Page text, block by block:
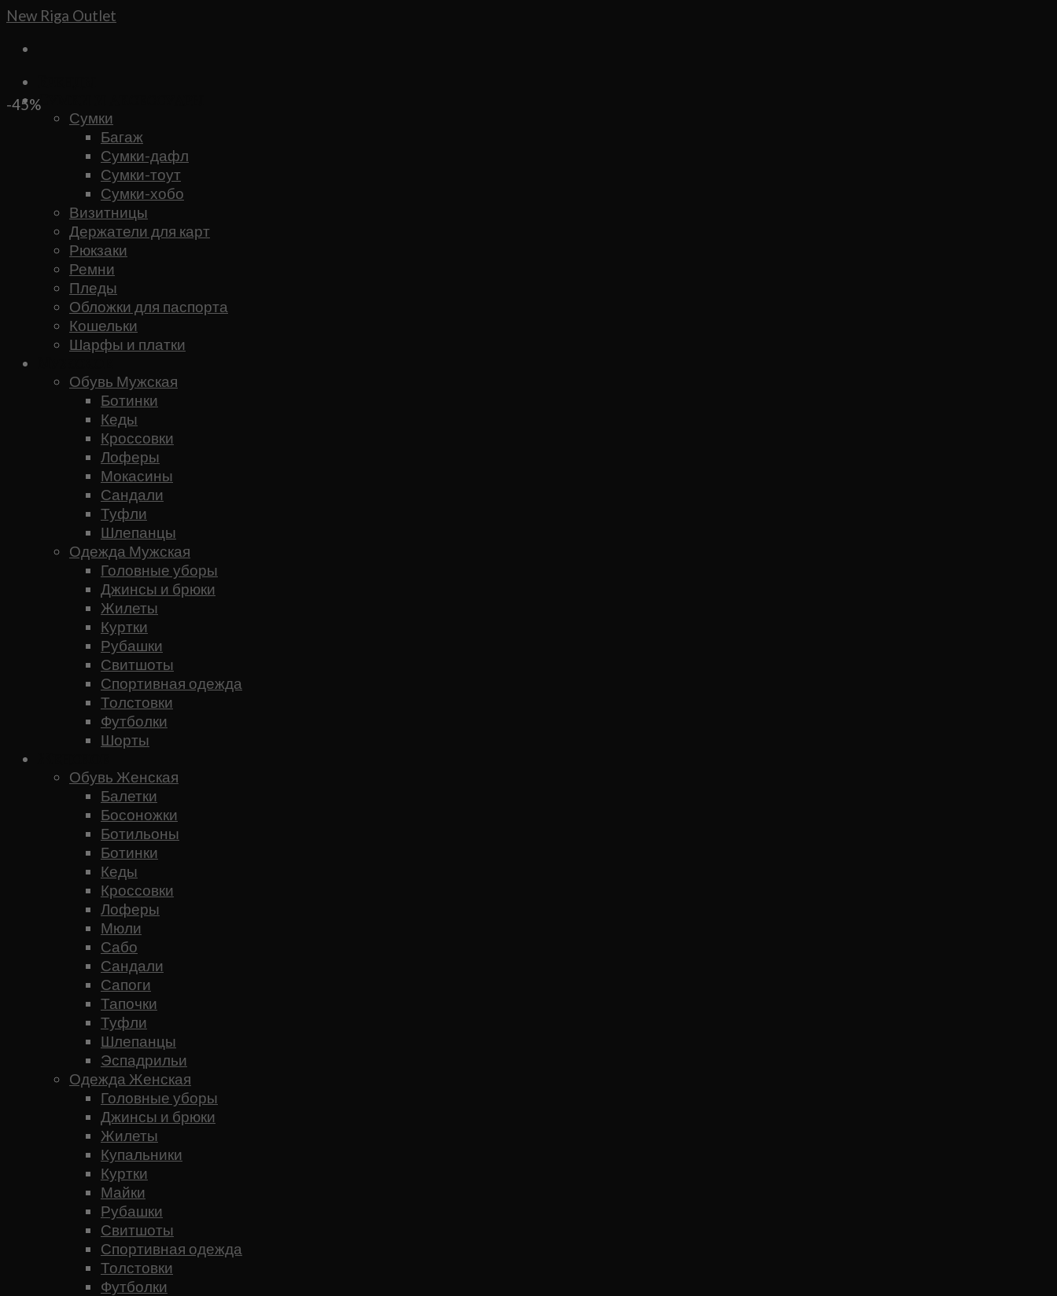
Skip
content
New Riga Outlet
Сумки и аксессуары
Сумки
Багаж
Сумки-дафл
Сумки-тоут
Сумки-хобо
Визитницы
Держатели для карт
Рюкзаки
Ремни
Пледы
Обложки для паспорта
Кошельки
Шарфы и платки
Обувь Мужская
Ботинки
Кеды
Кроссовки
Лоферы
Мокасины
Сандали
Туфли
Шлепанцы
Одежда Мужская
Головные уборы
Джинсы и брюки
Жилеты
Куртки
Рубашки
Свитшоты
Спортивная одежда
Толстовки
Футболки
Шорты
Обувь Женская
Балетки
Босоножки
Ботильоны
Ботинки
Кеды
Кроссовки
Лоферы
Мюли
Сабо
Сандали
Сапоги
Тапочки
Туфли
Шлепанцы
Эспадрильи
Одежда Женская
Головные уборы
Джинсы и брюки
Жилеты
Купальники
Куртки
Майки
Рубашки
Свитшоты
Спортивная одежда
Толстовки
Футболки
-45%